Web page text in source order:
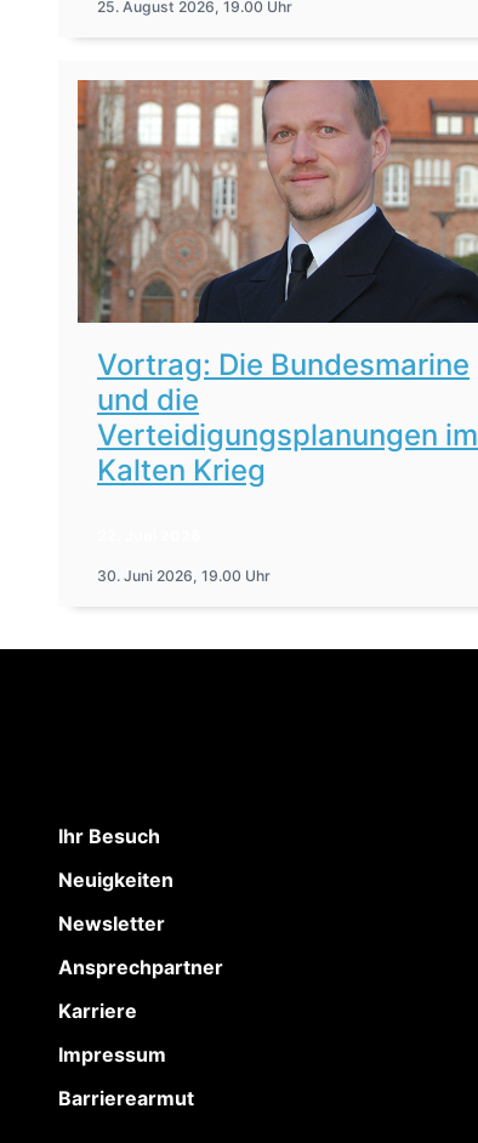
25. August 2026, 19.00 Uhr
Vortrag: Die Bundesmarine
und die
Verteidigungsplanungen im
Kalten Krieg
30. Juni 2026, 19.00 Uhr
Ihr Besuch
Neuigkeiten
Newsletter
Ansprechpartner
Karriere
Impressum
Barrierearmut